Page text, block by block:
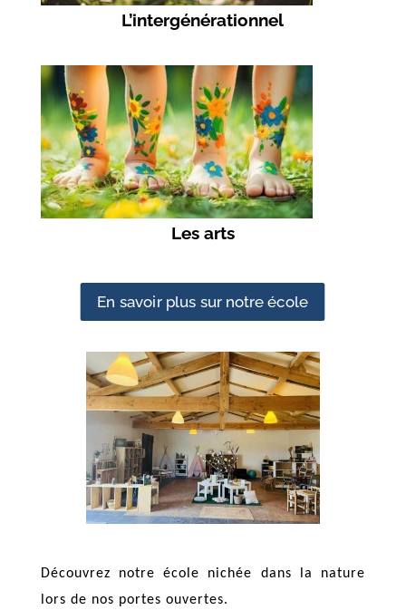
L’intergénérationnel
Les arts
En savoir plus sur notre école
Découvrez notre école nichée dans la nature
lors de nos portes ouvertes.